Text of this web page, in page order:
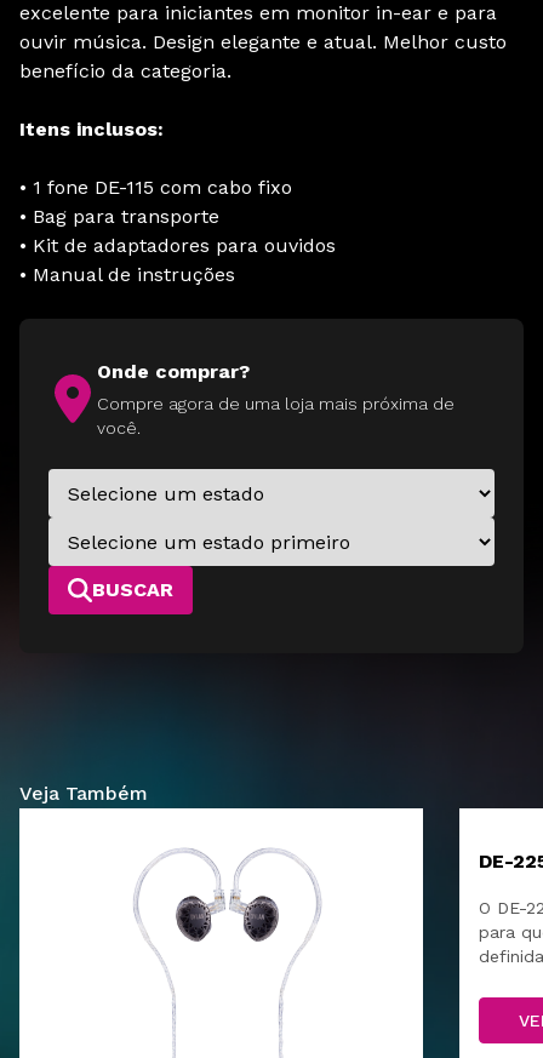
excelente para iniciantes em monitor in-ear e para
ouvir música. Design elegante e atual. Melhor custo
benefício da categoria.
Itens inclusos:
• 1 fone DE-115 com cabo fixo
• Bag para transporte
• Kit de adaptadores para ouvidos
• Manual de instruções
Onde comprar?
Compre agora de uma loja mais próxima de
você.
BUSCAR
Veja Também
DE-
O DE-
para